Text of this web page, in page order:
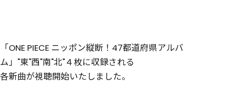
「ONE PIECE ニッポン縦断！47都道府県アルバ
ム」"東"西"南"北"４枚に収録される
各新曲が視聴開始いたしました。